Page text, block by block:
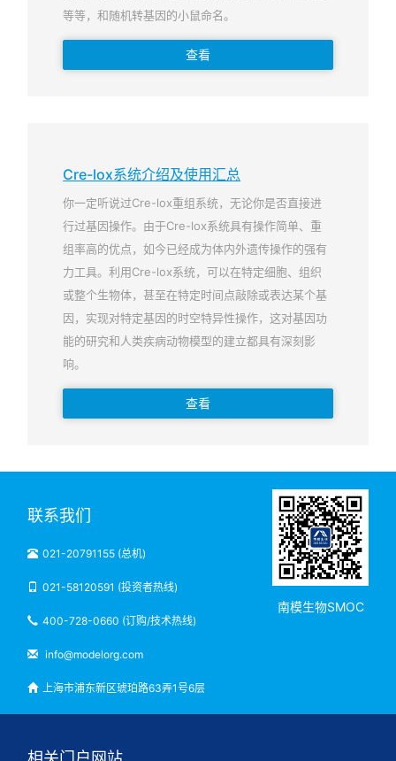
等等，和随机转基因的小鼠命名。
查看
Cre-lox系统介绍及使用汇总
你一定听说过Cre-lox重组系统，无论你是否直接进
行过基因操作。由于Cre-lox系统具有操作简单、重
组率高的优点，如今已经成为体内外遗传操作的强有
力工具。利用Cre-lox系统，可以在特定细胞、组织
或整个生物体，甚至在特定时间点敲除或表达某个基
因，实现对特定基因的时空特异性操作，这对基因功
能的研究和人类疾病动物模型的建立都具有深刻影
响。
查看
联系我们
021-20791155 (总机)
021-58120591 (投资者热线)
400-728-0660 (订购/技术热线)
info@modelorg.com
上海市浦东新区琥珀路63弄1号6层
南模生物SMOC